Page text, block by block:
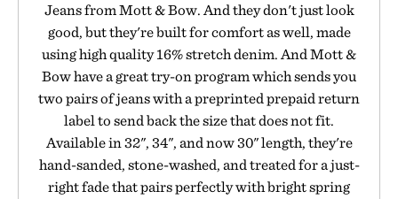
Jeans from Mott & Bow. And they don't just look
good, but they're built for comfort as well, made
using high quality 16% stretch denim. And Mott &
Bow have a great try-on program which sends you
two pairs of jeans with a preprinted prepaid return
label to send back the size that does not fit.
Available in 32", 34", and now 30" length, they're
hand-sanded, stone-washed, and treated for a just-
right fade that pairs perfectly with bright spring